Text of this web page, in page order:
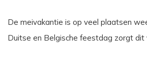
De meivakantie is op veel plaatsen
Duitse en Belgische feestdag zorgt